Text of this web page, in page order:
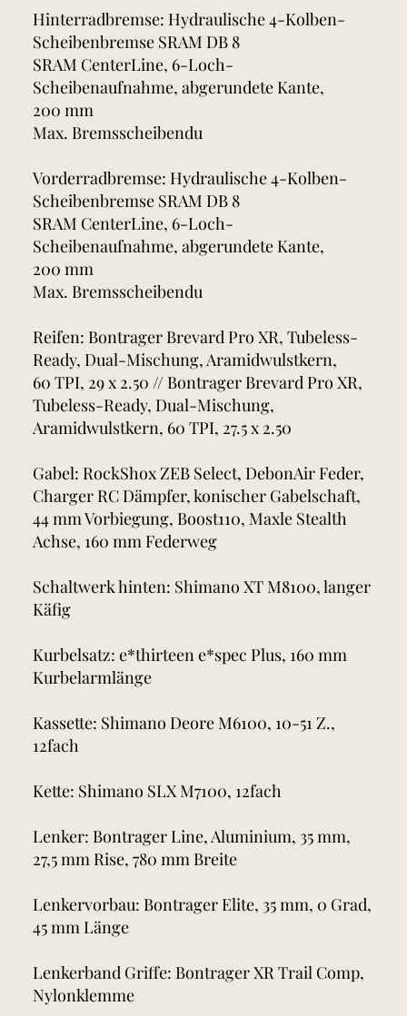
Hinterradbremse: Hydraulische 4-Kolben-
Scheibenbremse SRAM DB 8
SRAM CenterLine, 6-Loch-
Scheibenaufnahme, abgerundete Kante,
200 mm
Max. Bremsscheibendu
Vorderradbremse: Hydraulische 4-Kolben-
Scheibenbremse SRAM DB 8
SRAM CenterLine, 6-Loch-
Scheibenaufnahme, abgerundete Kante,
200 mm
Max. Bremsscheibendu
Reifen: Bontrager Brevard Pro XR, Tubeless-
Ready, Dual-Mischung, Aramidwulstkern,
60 TPI, 29 x 2.50 // Bontrager Brevard Pro XR,
Tubeless-Ready, Dual-Mischung,
Aramidwulstkern, 60 TPI, 27.5 x 2.50
Gabel: RockShox ZEB Select, DebonAir Feder,
Charger RC Dämpfer, konischer Gabelschaft,
44 mm Vorbiegung, Boost110, Maxle Stealth
Achse, 160 mm Federweg
Schaltwerk hinten: Shimano XT M8100, langer
Käfig
Kurbelsatz: e*thirteen e*spec Plus, 160 mm
Kurbelarmlänge
Kassette: Shimano Deore M6100, 10-51 Z.,
12fach
Kette: Shimano SLX M7100, 12fach
Lenker: Bontrager Line, Aluminium, 35 mm,
27,5 mm Rise, 780 mm Breite
Lenkervorbau: Bontrager Elite, 35 mm, 0 Grad,
45 mm Länge
Lenkerband Griffe: Bontrager XR Trail Comp,
Nylonklemme